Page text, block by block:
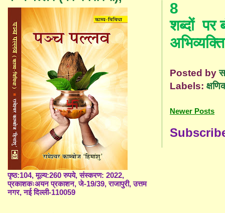
8
शब्दों पर
अभिव्यक्ति
Posted by
Labels:
Newer Posts
पृष्ठ:104, मूल्य:260 रुपये, संस्करण: 2022,
प्रकाशकःअयन प्रकाशन, जे-19/39, राजापुरी, उत्तम
नगर, नई दिल्ली-110059